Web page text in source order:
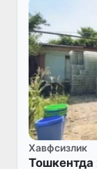
Хавфсизлик
Тошкентда